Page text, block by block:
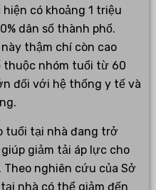
hiện có khoảng 1 triệu
dân số thành phố.
này thậm chí còn cao
thuộc nhóm tuổi từ 60
đối với hệ thống y tế và
tuổi tại nhà đang trở
giảm tải áp lực cho
nghiên cứu của Sở
nhà có thể giảm đến